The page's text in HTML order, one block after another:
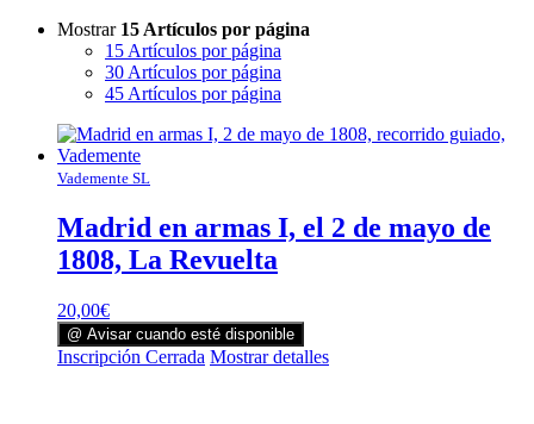
Mostrar 15 Artículos por página
15 Artículos por página
30 Artículos por página
45 Artículos por página
Vademente SL
Madrid en armas I, el 2 de mayo de
1808, La Revuelta
20,00€
@ Avisar cuando esté disponible
Inscripción Cerrada Mostrar detalles